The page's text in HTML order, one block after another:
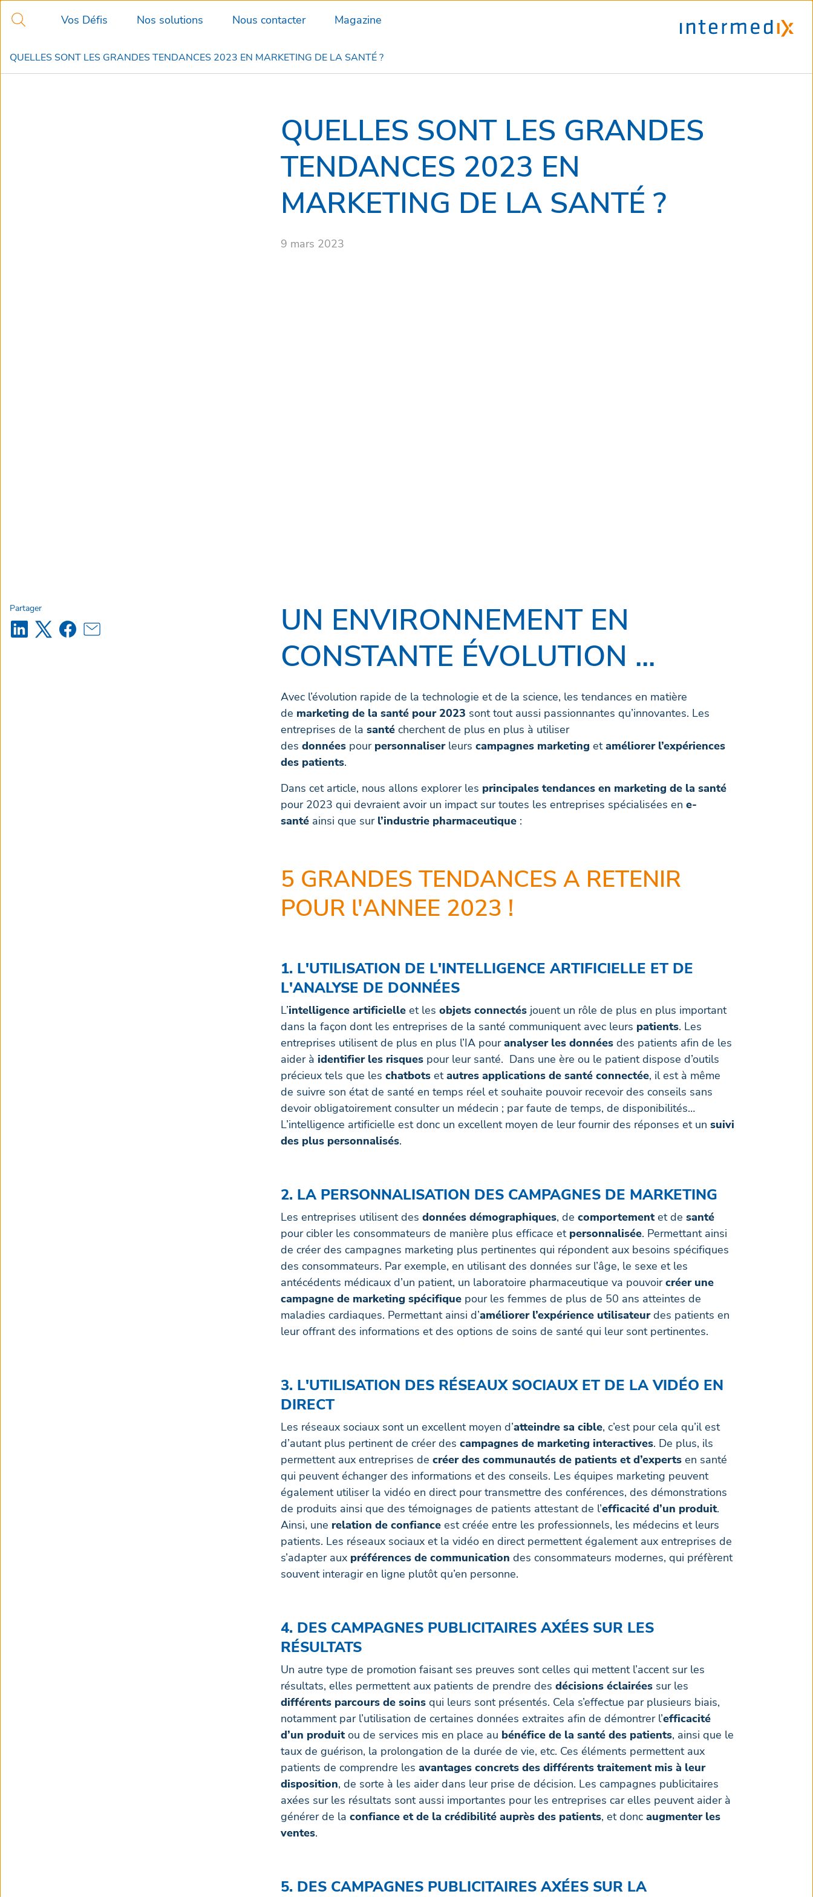
Vos Défis Nos solutions Nous contacter Magazine
QUELLES SONT LES GRANDES TENDANCES 2023 EN MARKETING DE LA SANTÉ ?
QUELLES SONT LES GRANDES
TENDANCES 2023 EN
MARKETING DE LA SANTÉ ?
9 mars 2023
Partager
UN ENVIRONNEMENT EN
CONSTANTE ÉVOLUTION ...
Avec l’évolution rapide de la technologie et de la science, les tendances en matière
de marketing de la santé pour 2023 sont tout aussi passionnantes qu’innovantes. Les
entreprises de la santé cherchent de plus en plus à utiliser
des données pour personnaliserleurs campagnes marketing etaméliorer l’expériences
des patients.
Dans cet article, nous allons explorer les principales tendances en marketing de la santé
pour 2023 qui devraient avoir un impact sur toutes les entreprises spécialisées en e-
santé ainsi que sur l’industrie pharmaceutique :
5 GRANDES TENDANCES A RETENIR
POUR l'ANNEE 2023 !
1. L'UTILISATION DE L'INTELLIGENCE ARTIFICIELLE ET DE
L'ANALYSE DE DONNÉES
L’intelligence artificielle et les objets connectés jouent un rôle de plus en plus important
dans la façon dont les entreprises de la santé communiquent avec leurs patients. Les
entreprises utilisent de plus en plus l’IA pouranalyser les données des patients afin de les
aider à identifier les risques pour leur santé. Dans une ère ou le patient dispose d’outils
précieux tels que les chatbots etautres applications de santé connectée, il est à même
de suivre son état de santé en temps réel et souhaite pouvoir recevoir des conseils sans
devoir obligatoirement consulter un médecin ; par faute de temps, de disponibilités…
L’intelligence artificielle est donc un excellent moyen de leur fournir des réponses et un suivi
des plus personnalisés.
2. LA PERSONNALISATION DES CAMPAGNES DE MARKETING
Les entreprises utilisent des données démographiques, de comportementet de santé
pour cibler les consommateurs de manière plus efficace et personnalisée. Permettant ainsi
de créer des campagnes marketing plus pertinentes qui répondent aux besoins spécifiques
des consommateurs. Par exemple, en utilisant des données sur l’âge, le sexe et les
antécédents médicaux d’un patient, un laboratoire pharmaceutique va pouvoircréer une
campagne de marketing spécifique pour les femmes de plus de 50 ans atteintes de
maladies cardiaques. Permettant ainsi d’améliorer l’expérience utilisateurdes patients en
leur offrant des informations et des options de soins de santé qui leur sont pertinentes.
3. L'UTILISATION DES RÉSEAUX SOCIAUX ET DE LA VIDÉO EN
DIRECT
Les réseaux sociaux sont un excellent moyen d’atteindre sa cible, c’est pour cela qu’il est
d’autant plus pertinent de créer des campagnes de marketing interactives. De plus, ils
permettent aux entreprises de créer des communautés de patients et d’experts en santé
qui peuvent échanger des informations et des conseils. Les équipes marketing peuvent
également utiliser la vidéo en direct pour transmettre des conférences, des démonstrations
de produits ainsi que des témoignages de patients attestant de l’efficacité d’un produit.
Ainsi, une relation de confiance est créée entre les professionnels, les médecins et leurs
patients. Les réseaux sociaux et la vidéo en direct permettent également aux entreprises de
s’adapter aux préférences de communication des consommateurs modernes, qui préfèrent
souvent interagir en ligne plutôt qu’en personne.
4. DES CAMPAGNES PUBLICITAIRES AXÉES SUR LES
RÉSULTATS
Un autre type de promotion faisant ses preuves sont celles qui mettent l’accent sur les
résultats, elles permettent aux patients de prendre des décisions éclairées sur les
différents parcours de soins qui leurs sont présentés. Cela s’effectue par plusieurs biais,
notamment par l’utilisation de certaines données extraites afin de démontrer l’efficacité
d’un produitou de services mis en place au bénéfice de la santé des patients, ainsi que le
taux de guérison, la prolongation de la durée de vie, etc. Ces éléments permettent aux
patients de comprendre les avantages concrets des différents traitement mis à leur
disposition, de sorte à les aider dans leur prise de décision. Les campagnes publicitaires
axées sur les résultats sont aussi importantes pour les entreprises car elles peuvent aider à
générer de la confiance et de la crédibilité auprès des patients, et donc augmenter les
ventes.
5. DES CAMPAGNES PUBLICITAIRES AXÉES SUR LA